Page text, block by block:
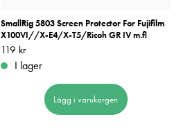
SmallRig 5803 Screen Protector For Fujifilm
X100VI//X-E4/X-T5/Ricoh GR IV m.fl
Pris: 119 kr
119 kr
I lager
Lägg i varukorgen